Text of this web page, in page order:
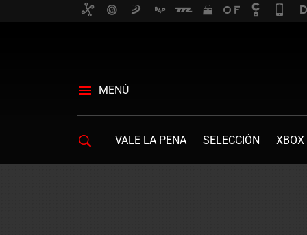
MENÚ
VALE LA PENA SELECCIÓN XBOX